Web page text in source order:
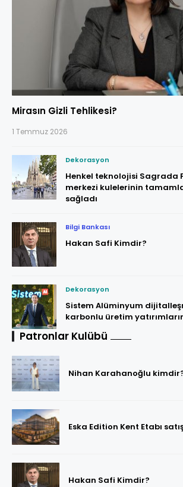
Mirasın Gizli Tehlikesi?
1 Temmuz 2026
Dekorasyon
Henkel teknolojisi Sagrada
merkezi kulelerinin
sağladı
Bilgi Bankası
Hakan Safi Kimdir?
Dekorasyon
Sistem Alüminyum
karbonlu üretim
Patronlar Kulübü
Nihan Karahanoğlu
Eska Edition Kent Etabı
Hakan Safi Kimdir?